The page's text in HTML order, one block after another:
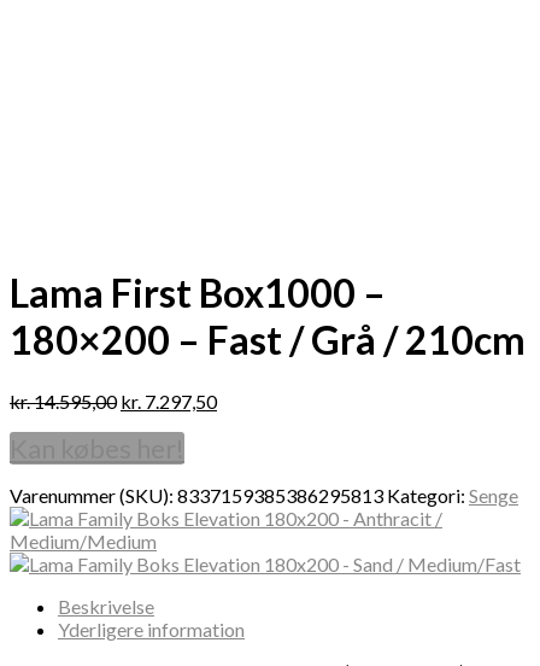
Lama First Box1000 –
180×200 – Fast / Grå / 210cm
kr.14.595,00 kr. 7.297,50
Varenummer (SKU): 8337159385386295813 Kategori: Senge
Beskrivelse
Yderligere information